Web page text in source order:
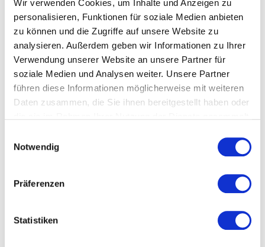
Wir verwenden Cookies, um Inhalte und Anzeigen zu
personalisieren, Funktionen für soziale Medien anbieten
zu können und die Zugriffe auf unsere Website zu
analysieren. Außerdem geben wir Informationen zu Ihrer
Verwendung unserer Website an unsere Partner für
soziale Medien und Analysen weiter. Unsere Partner
führen diese Informationen möglicherweise mit weiteren
Daten zusammen, die Sie ihnen bereitgestellt haben oder
Notwendig
Präferenzen
Statistiken
On Display. Wie Grafikdesign uns